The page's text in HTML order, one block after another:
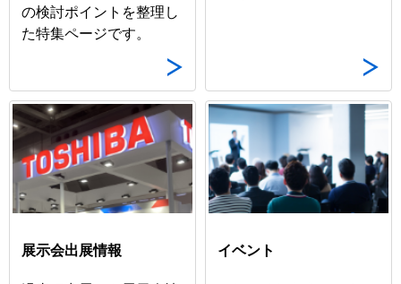
の検討ポイントを整理し
た特集ページです。
展示会出展情報 イベント